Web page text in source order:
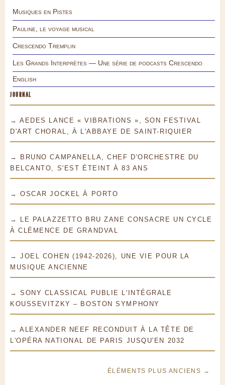
Musiques en Pistes
Pauline, le voyage musical
Crescendo Tremplin
Les Grands Interprètes — Une série de podcasts Crescendo
English
JOURNAL
→ AEDES LANCE « VIBRATIONS », SON FESTIVAL
D'ART CHORAL, À L'ABBAYE DE SAINT-RIQUIER
→ BRUNO CAMPANELLA, CHEF D'ORCHESTRE DU
BELCANTO, S'EST ÉTEINT À 83 ANS
→ OSCAR JOCKEL À PORTO
→ LE PALAZZETTO BRU ZANE CONSACRE UN CYCLE
À CLÉMENCE DE GRANDVAL
→ JOEL COHEN (1942-2026), UNE VIE POUR LA
MUSIQUE ANCIENNE
→ SONY CLASSICAL PUBLIE L'INTÉGRALE
KOUSSEVITZKY – BOSTON SYMPHONY
→ ALEXANDER NEEF RECONDUIT À LA TÊTE DE
L'OPÉRA NATIONAL DE PARIS JUSQU'EN 2032
ÉLÉMENTS PLUS ANCIENS →